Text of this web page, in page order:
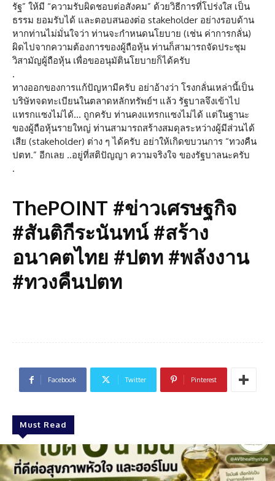
รัฐ” ให้มี “ความรับผิดชอบต่อสังคม” ด้วยวิธีการที่โปร่งใส เป็น
ธรรม ยอมรับได้ และตอบสนองต่อ stakeholder อย่างรอบด้าน
หากท่านไม่มั่นใจว่า ท่านจะกำหนดนโยบาย (เช่น ค่าการกลั่น)
ผิดไปจากความต้องการของผู้ถือหุ้น ท่านก็สามารถจัดประชุม
วิสามัญผู้ถือหุ้น เพื่อขออนุมัตินโยบายก็ได้ครับ
.
ทางออกของการแก้ปัญหามีครับ อย่าอ้างว่า โรงกลั่นเหล่านี้เป็น
บริษัทจดทะเบียนในตลาดหลักทรัพย์ฯ แล้ว รัฐบาลจึงเข้าไป
แทรกแซงไม่ได้… ถูกครับ ท่านคงแทรกแซงไม่ได้ แต่ในฐานะ
ของผู้ถือหุ้นรายใหญ่ ท่านสามารถสร้างสมดุลระหว่างผู้มีส่วนได้
เสีย (stakeholder) ต่าง ๆ ได้ครับ อย่าให้เกิดขบวนการ “ทวงคืน
ปตท.” อีกเลย ..อยู่ที่สติปัญญา ความจริงใจ ของรัฐบาลนะครับ
.
ThePOINT #ข่าวเศรษฐกิจ
#สันติกีระนันทน์ #สร้าง
อนาคตไทย #ปตท #พลังงาน
#ทวงคืนปตท
Facebook Twitter Pinterest
Must Read